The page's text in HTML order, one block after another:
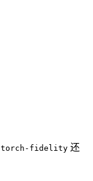
torch-fidelity 还